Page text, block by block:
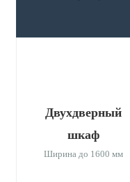
Двухдверный
шкаф
Ширина до 1600 мм